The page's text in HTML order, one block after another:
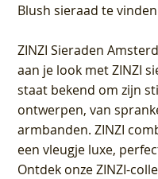
Blush sieraad te
ZINZI Sieraden
aan je look met ZINZI
staat bekend om zijn
ontwerpen, van
armbanden. ZINZI
een vleugje luxe,
Ontdek onze ZINZI-